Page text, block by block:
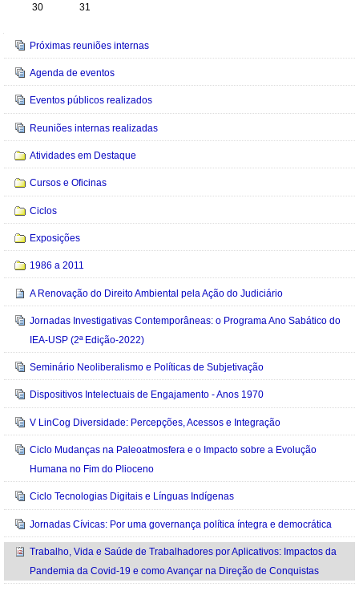
30
31
Navegação
Próximas reuniões internas
Agenda de eventos
Eventos públicos realizados
Reuniões internas realizadas
Atividades em Destaque
Cursos e Oficinas
Ciclos
Exposições
1986 a 2011
A Renovação do Direito Ambiental pela Ação do Judiciário
Jornadas Investigativas Contemporâneas: o Programa Ano Sabático do
IEA-USP (2ª Edição-2022)
Seminário Neoliberalismo e Políticas de Subjetivação
Dispositivos Intelectuais de Engajamento - Anos 1970
V LinCog Diversidade: Percepções, Acessos e Integração
Ciclo Mudanças na Paleoatmosfera e o Impacto sobre a Evolução
Humana no Fim do Plioceno
Ciclo Tecnologias Digitais e Línguas Indígenas
Jornadas Cívicas: Por uma governança política íntegra e democrática
Trabalho, Vida e Saúde de Trabalhadores por Aplicativos: Impactos da
Pandemia da Covid-19 e como Avançar na Direção de Conquistas